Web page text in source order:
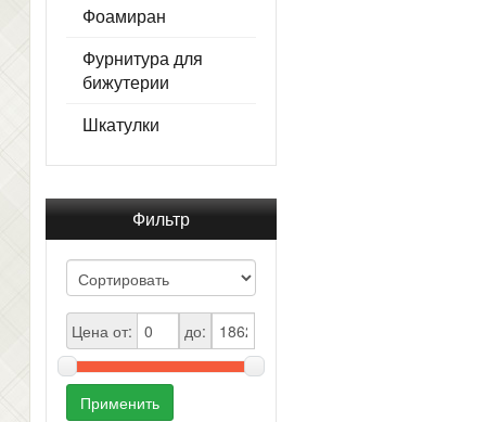
Фоамиран
Фурнитура для
бижутерии
Шкатулки
Фильтр
Цена от: до:
Применить